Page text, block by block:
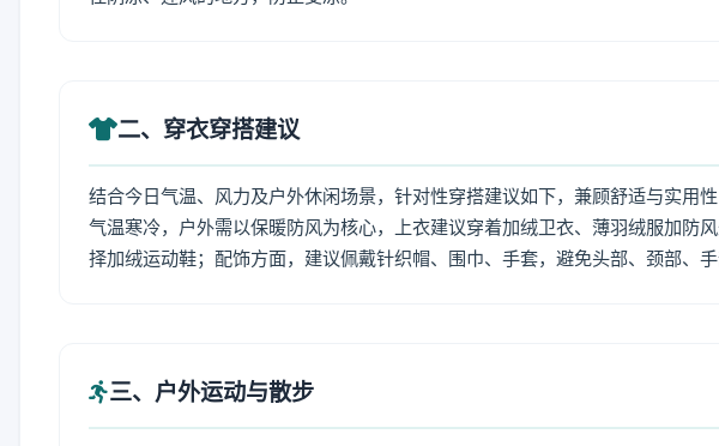
二、穿衣穿搭建议
结合今日气温、风力及户外休闲场景，针对性穿搭建议如下，兼顾舒适与实用性
气温寒冷，户外需以保暖防风为核心，上衣建议穿着加绒卫衣、薄羽绒服加防
择加绒运动鞋；配饰方面，建议佩戴针织帽、围巾、手套，避免头部、颈部、手
三、户外运动与散步